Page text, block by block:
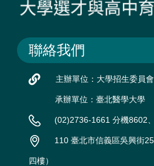
聯絡我們
主辦單位：大學招生委員
承辦單位：臺北醫學大學
(02)2736-1661 分機8602
110 臺北市信義區吳興街
四樓）